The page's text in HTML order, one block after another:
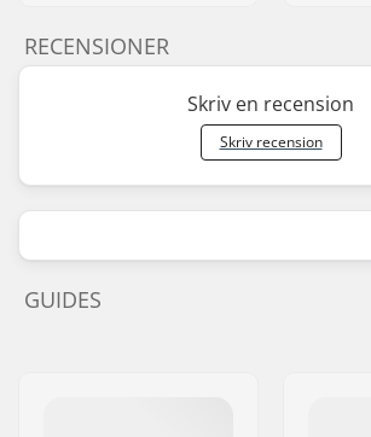
RECENSIONER
Skriv en recension
Skriv recension
GUIDES